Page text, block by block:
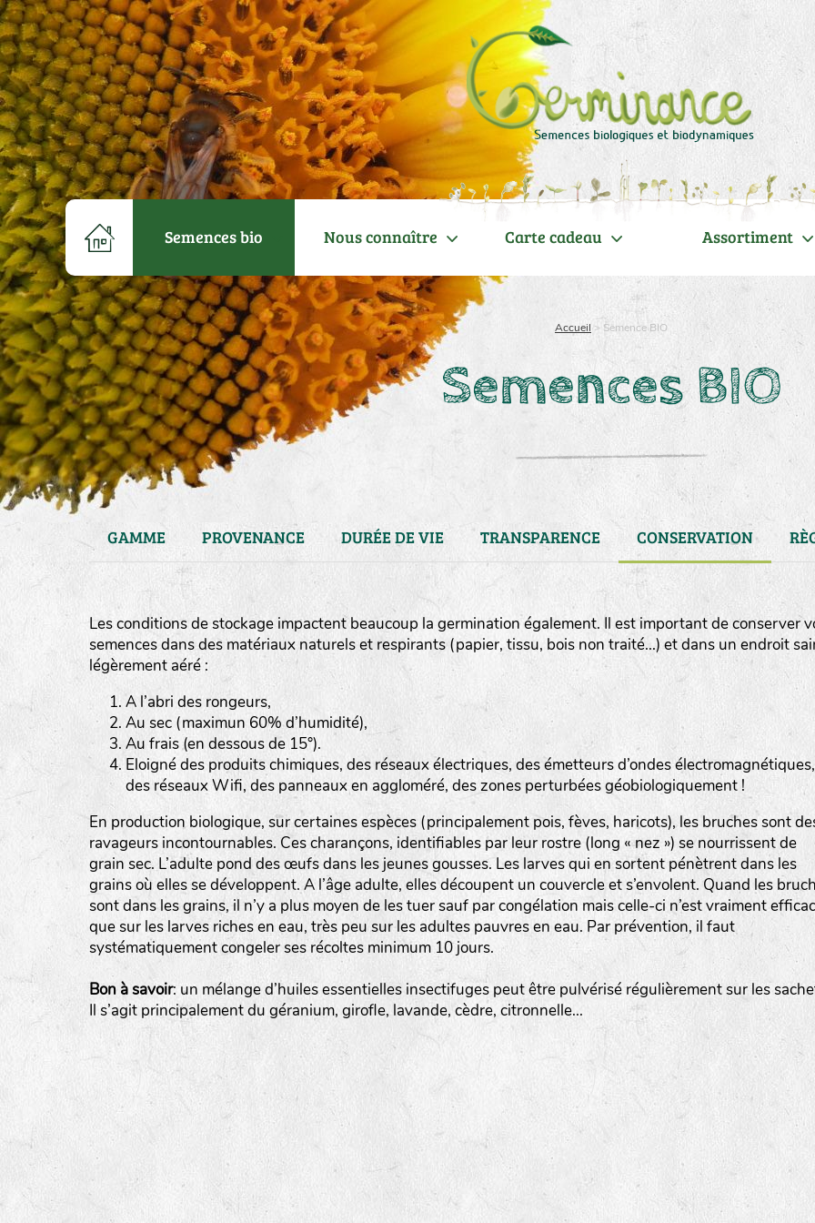
Semences bio Nous connaître Carte cadeau Assortiment
Accueil > Semence BIO
Semences BIO
GAMME PROVENANCE DURÉE DE VIE TRANSPARENCE CONSERVATION
LA RÉFÉRENCE :FBEL20BPA1A (en haut à gauche)
F : Fleurs.
Les autres catégories étant :
E: Engrais vert
L: Légumes
A: Aromatiques
BEL : Code de la variété
(Ici Belle de nuit)
20 : Année de récolte(ici 2020)
BPA : Initiales du producteur ou du fournisseur de la
semence.
1 : Numéro d’ordre du lot
A : Sans calibre.
: Gros
: Moyen calibre
P : Petit calibre
Les conditions de stockage impactent beaucoup la germination également. Il est important de conserver
semences dans des matériaux naturels et respirants (papier, tissu, bois non traité...) et dans un endroit
légèrement aéré :
A l’abri des rongeurs,
Au sec (maximun 60% d’humidité),
Au frais (en dessous de 15°).
Eloigné des produits chimiques, des réseaux électriques, des émetteurs d’ondes électromagnétiques,
des réseaux Wifi, des panneaux en aggloméré, des zones perturbées géobiologiquement !
En production biologique, sur certaines espèces (principalement pois, fèves, haricots), les bruches sont
ravageurs incontournables. Ces charançons, identifiables par leur rostre (long « nez ») se nourrissent de
grain sec. L’adulte pond des œufs dans les jeunes gousses. Les larves qui en sortent pénètrent dans les
grains où elles se développent. A l’âge adulte, elles découpent un couvercle et s’envolent. Quand les
sont dans les grains, il n’y a plus moyen de les tuer sauf par congélation mais celle-ci n’est vraiment
que sur les larves riches en eau, très peu sur les adultes pauvres en eau. Par prévention, il faut
systématiquement congeler ses récoltes minimum 10 jours.
Bon à savoir: un mélange d’huiles essentielles insectifuges peut être pulvérisé régulièrement sur les
Il s’agit principalement du géranium, girofle, lavande, cèdre, citronnelle...
haies
zone sauvage
mare
tas de compost
fleurs
animaux domestiques
animaux sauvages
biodiversité cultivée